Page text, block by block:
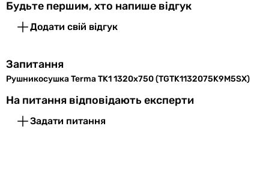
Колекції
Висота 1320 мм
Ширина 750 мм
Міжосьова
710 мм
Будьте першим, хто напише відгук
Додати свій відгук
Запитання
Рушникосушка Terma TK1 1320x750 (TGTK1132075K9M5SX)
На питання відповідають експерти
Задати питання